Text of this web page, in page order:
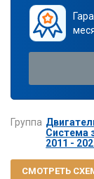
Группа
Система
2011 -
СМОТРЕТЬ